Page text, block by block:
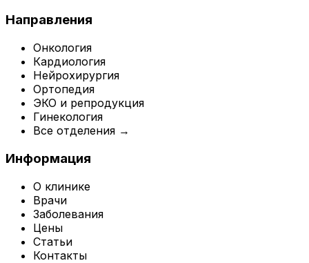
Направления
Онкология
Кардиология
Нейрохирургия
Ортопедия
ЭКО и репродукция
Гинекология
Все отделения →
Информация
О клинике
Врачи
Заболевания
Цены
Статьи
Контакты